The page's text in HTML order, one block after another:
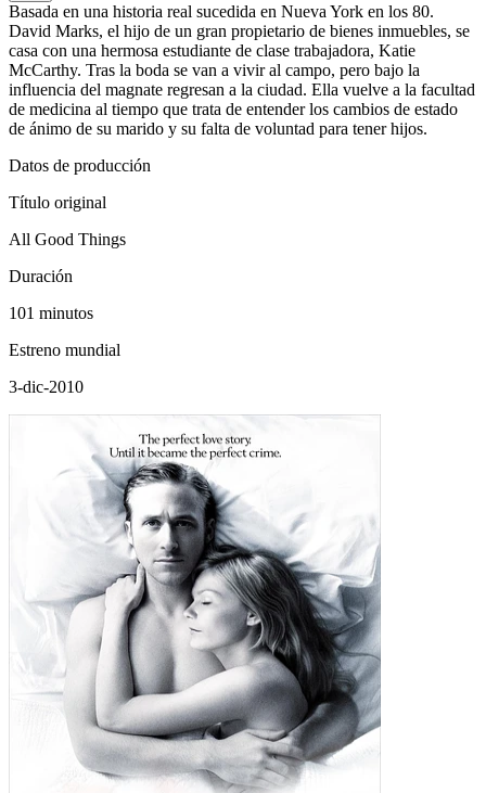
Basada en una historia real sucedida en Nueva York en los 80.
David Marks, el hijo de un gran propietario de bienes inmuebles, se
casa con una hermosa estudiante de clase trabajadora, Katie
McCarthy. Tras la boda se van a vivir al campo, pero bajo la
influencia del magnate regresan a la ciudad. Ella vuelve a la facultad
de medicina al tiempo que trata de entender los cambios de estado
de ánimo de su marido y su falta de voluntad para tener hijos.
Datos de producción
Título original
All Good Things
Duración
101 minutos
Estreno mundial
3-dic-2010